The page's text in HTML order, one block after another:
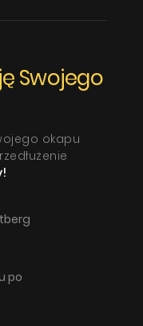
Swojego
okapu
po